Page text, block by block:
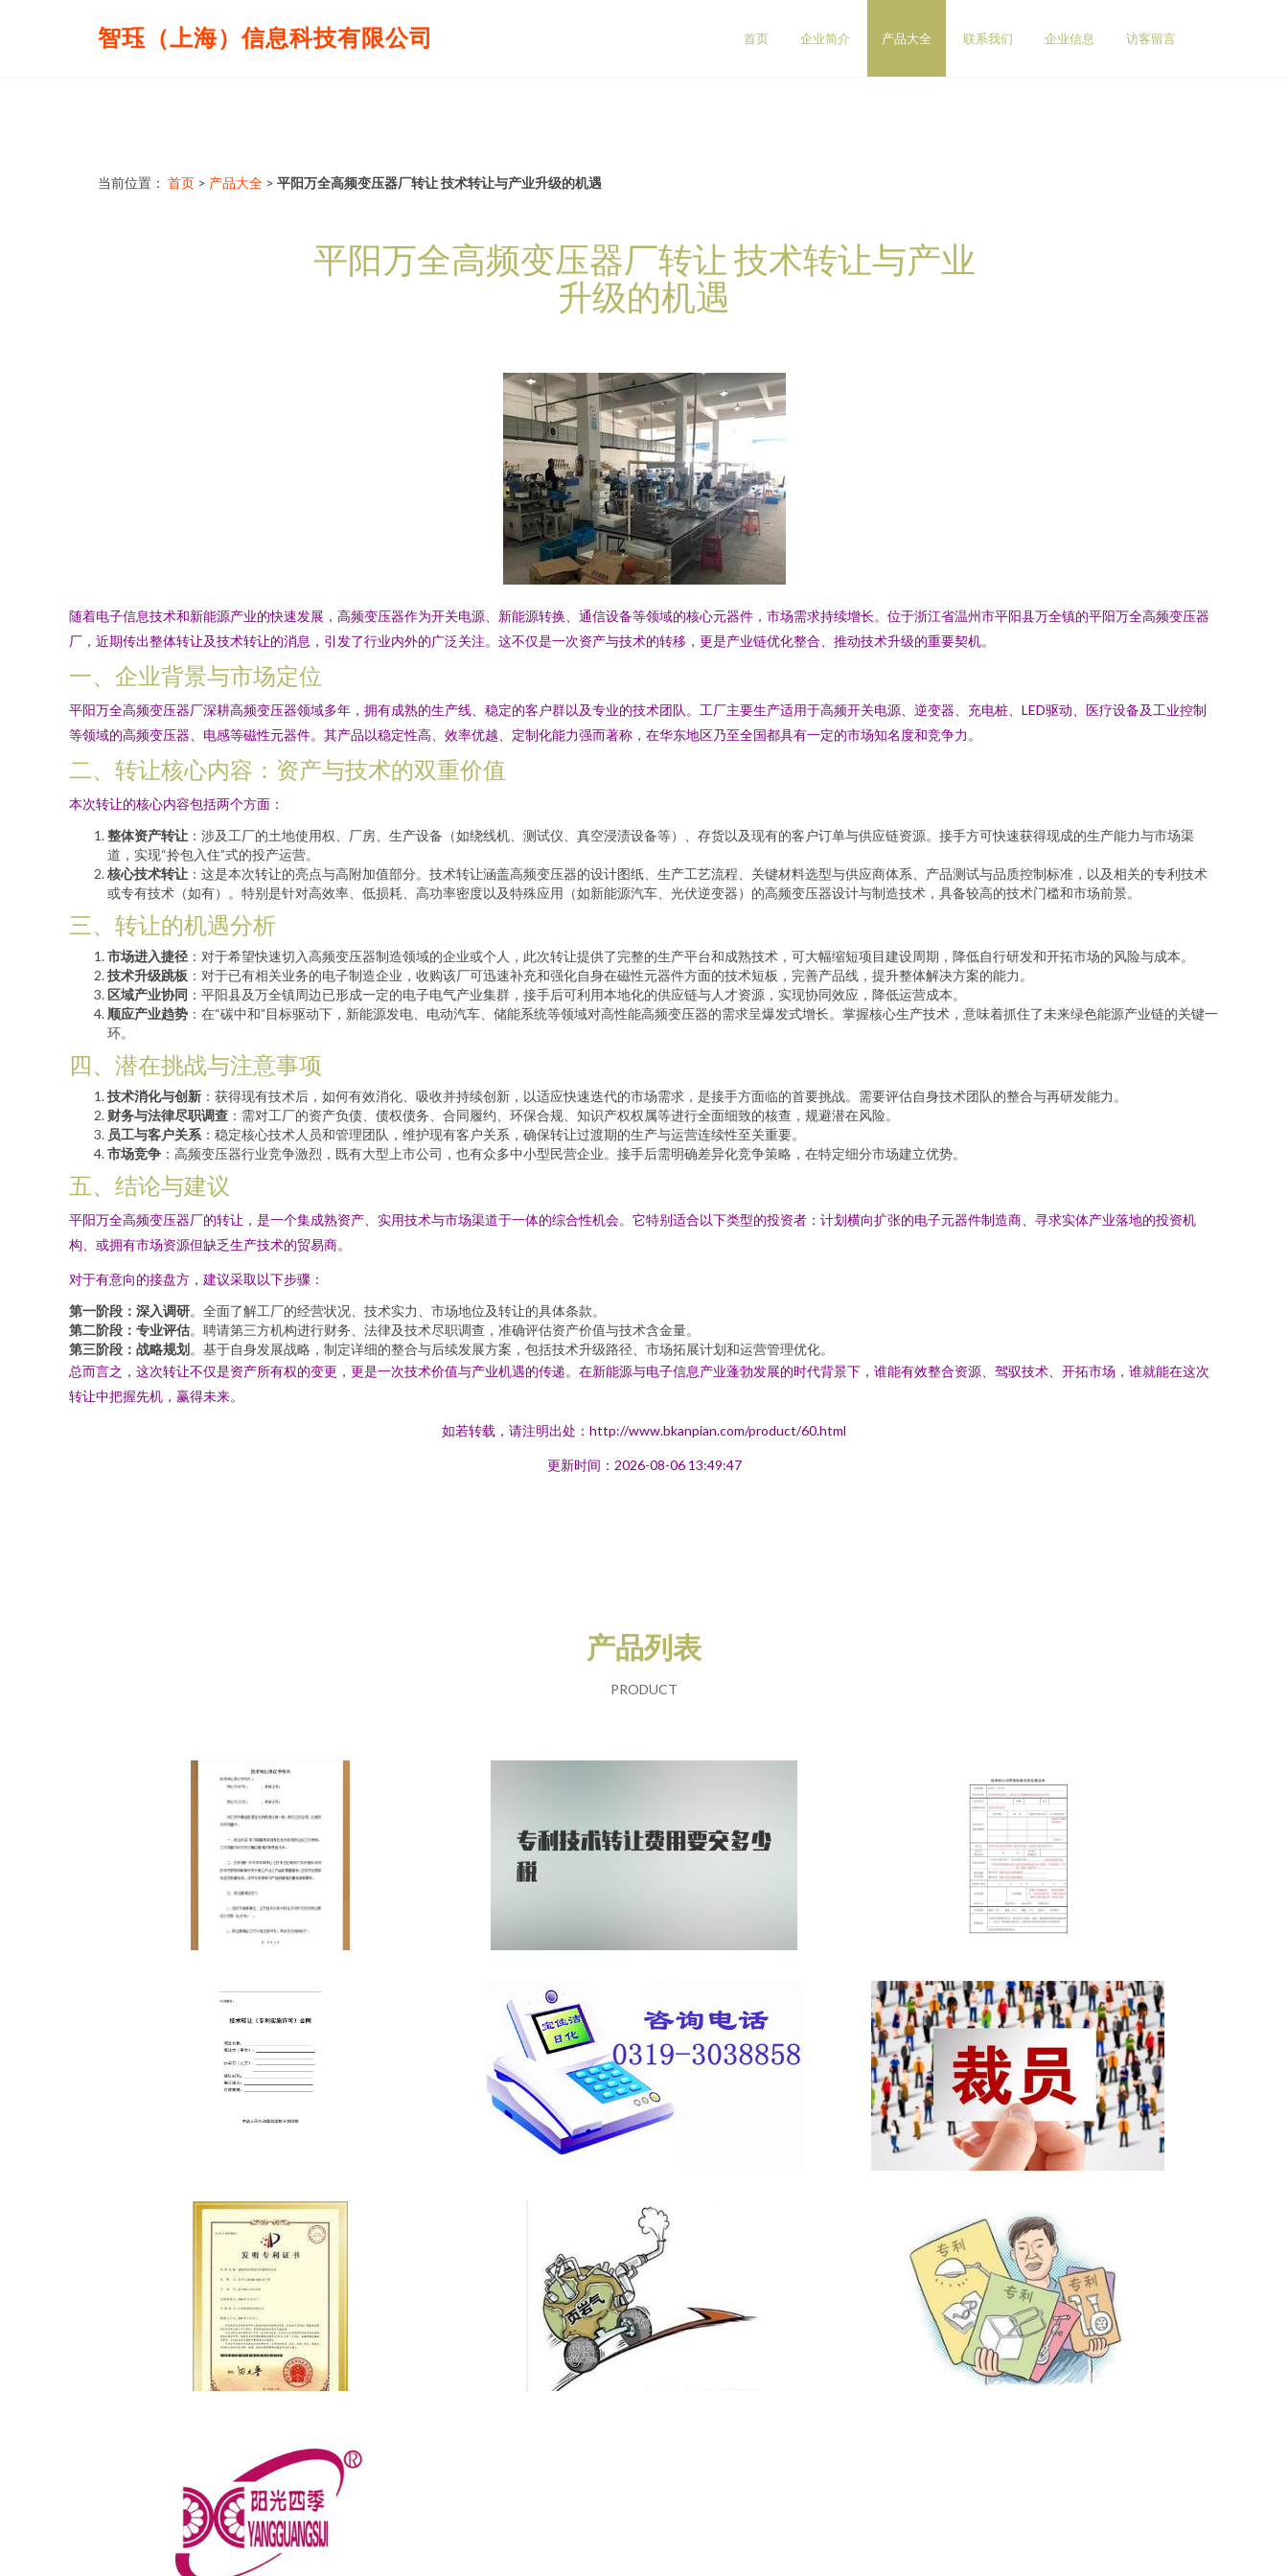
智珏（上海）信息科技有限公司 首页 企业简介 产品大全 联系我们 企业信息 访客留言
当前位置： 首页 > 产品大全 > 平阳万全高频变压器厂转让 技术转让与产业升级的机遇
平阳万全高频变压器厂转让 技术转让与产业
升级的机遇
随着电子信息技术和新能源产业的快速发展，高频变压器作为开关电源、新能源转换、通信设备等领域的核心元器件，市场需求持续增长。位于浙江省温州市平阳县万全镇的平阳万全高频变压器
厂，近期传出整体转让及技术转让的消息，引发了行业内外的广泛关注。这不仅是一次资产与技术的转移，更是产业链优化整合、推动技术升级的重要契机。
一、企业背景与市场定位
平阳万全高频变压器厂深耕高频变压器领域多年，拥有成熟的生产线、稳定的客户群以及专业的技术团队。工厂主要生产适用于高频开关电源、逆变器、充电桩、LED驱动、医疗设备及工业控制
等领域的高频变压器、电感等磁性元器件。其产品以稳定性高、效率优越、定制化能力强而著称，在华东地区乃至全国都具有一定的市场知名度和竞争力。
二、转让核心内容：资产与技术的双重价值
本次转让的核心内容包括两个方面：
整体资产转让 ：涉及工厂的土地使用权、厂房、生产设备（如绕线机、测试仪、真空浸渍设备等）、存货以及现有的客户订单与供应链资源。接手方可快速获得现成的生产能力与市场渠
道，实现“拎包入住”式的投产运营。
核心技术转让 ：这是本次转让的亮点与高附加值部分。技术转让涵盖高频变压器的设计图纸、生产工艺流程、关键材料选型与供应商体系、产品测试与品质控制标准，以及相关的专利技术
或专有技术（如有）。特别是针对高效率、低损耗、高功率密度以及特殊应用（如新能源汽车、光伏逆变器）的高频变压器设计与制造技术，具备较高的技术门槛和市场前景。
三、转让的机遇分析
市场进入捷径 ：对于希望快速切入高频变压器制造领域的企业或个人，此次转让提供了完整的生产平台和成熟技术，可大幅缩短项目建设周期，降低自行研发和开拓市场的风险与成本。
技术升级跳板 ：对于已有相关业务的电子制造企业，收购该厂可迅速补充和强化自身在磁性元器件方面的技术短板，完善产品线，提升整体解决方案的能力。
区域产业协同 ：平阳县及万全镇周边已形成一定的电子电气产业集群，接手后可利用本地化的供应链与人才资源，实现协同效应，降低运营成本。
顺应产业趋势 ：在“碳中和”目标驱动下，新能源发电、电动汽车、储能系统等领域对高性能高频变压器的需求呈爆发式增长。掌握核心生产技术，意味着抓住了未来绿色能源产业链的关键一
环。
四、潜在挑战与注意事项
技术消化与创新 ：获得现有技术后，如何有效消化、吸收并持续创新，以适应快速迭代的市场需求，是接手方面临的首要挑战。需要评估自身技术团队的整合与再研发能力。
财务与法律尽职调查 ：需对工厂的资产负债、债权债务、合同履约、环保合规、知识产权权属等进行全面细致的核查，规避潜在风险。
员工与客户关系 ：稳定核心技术人员和管理团队，维护现有客户关系，确保转让过渡期的生产与运营连续性至关重要。
市场竞争 ：高频变压器行业竞争激烈，既有大型上市公司，也有众多中小型民营企业。接手后需明确差异化竞争策略，在特定细分市场建立优势。
五、结论与建议
平阳万全高频变压器厂的转让，是一个集成熟资产、实用技术与市场渠道于一体的综合性机会。它特别适合以下类型的投资者：计划横向扩张的电子元器件制造商、寻求实体产业落地的投资机
构、或拥有市场资源但缺乏生产技术的贸易商。
对于有意向的接盘方，建议采取以下步骤：
第一阶段：深入调研。全面了解工厂的经营状况、技术实力、市场地位及转让的具体条款。
第二阶段：专业评估。聘请第三方机构进行财务、法律及技术尽职调查，准确评估资产价值与技术含金量。
第三阶段：战略规划。基于自身发展战略，制定详细的整合与后续发展方案，包括技术升级路径、市场拓展计划和运营管理优化。
总而言之，这次转让不仅是资产所有权的变更，更是一次技术价值与产业机遇的传递。在新能源与电子信息产业蓬勃发展的时代背景下，谁能有效整合资源、驾驭技术、开拓市场，谁就能在这次
转让中把握先机，赢得未来。
如若转载，请注明出处：http://www.bkanpian.com/product/60.html
更新时间：2026-08-06 13:49:47
产品列表
PRODUCT